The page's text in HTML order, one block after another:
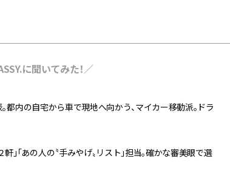
に聞いてみた！／
都内の自宅から車で現地へ向かう、マイカー移動派。ドラ
」「あの人の〝手みやげ〟リスト」担当。確かな審美眼で選